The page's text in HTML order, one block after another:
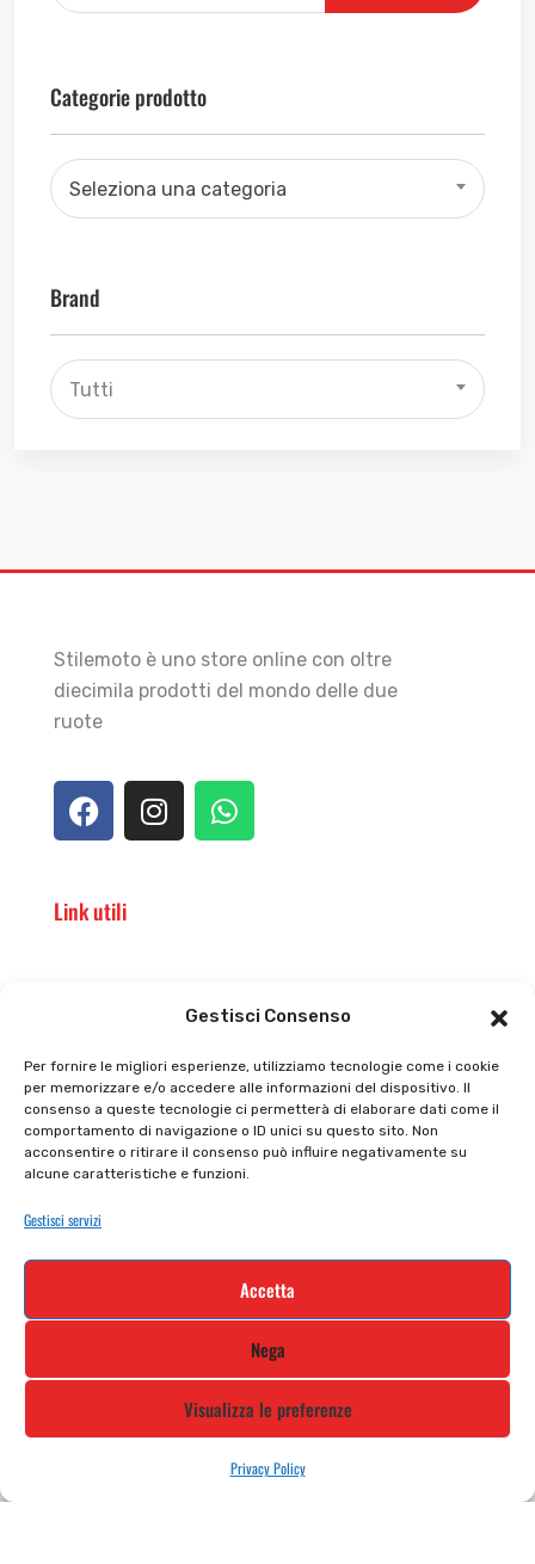
Gestisci Consenso
Per fornire le migliori esperienze, utilizziamo tecnologie come i cookie
per memorizzare e/o accedere alle informazioni del dispositivo. Il
consenso a queste tecnologie ci permetterà di elaborare dati come il
comportamento di navigazione o ID unici su questo sito. Non
acconsentire o ritirare il consenso può influire negativamente su
alcune caratteristiche e funzioni.
Gestisci servizi
Accetta
Nega
Visualizza le preferenze
Privacy Policy
Categorie prodotto
Seleziona una categoria
Brand
Tutti
Stilemoto è uno store online con oltre
diecimila prodotti del mondo delle due
ruote
Link utili
Privacy policy
Cookie policy
Tutti prodotti
Termini e condizioni
Iscriviti alla nostra newsletter e rimani